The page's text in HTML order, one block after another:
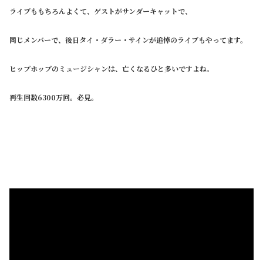
ライブももちろんよくて、ゲストがサンダーキャットで、
同じメンバーで、後日タイ・ダラー・サインが追悼のライブもやってます。
ヒップホップのミュージシャンは、亡くなるひと多いですよね。
再生回数6300万回。必見。